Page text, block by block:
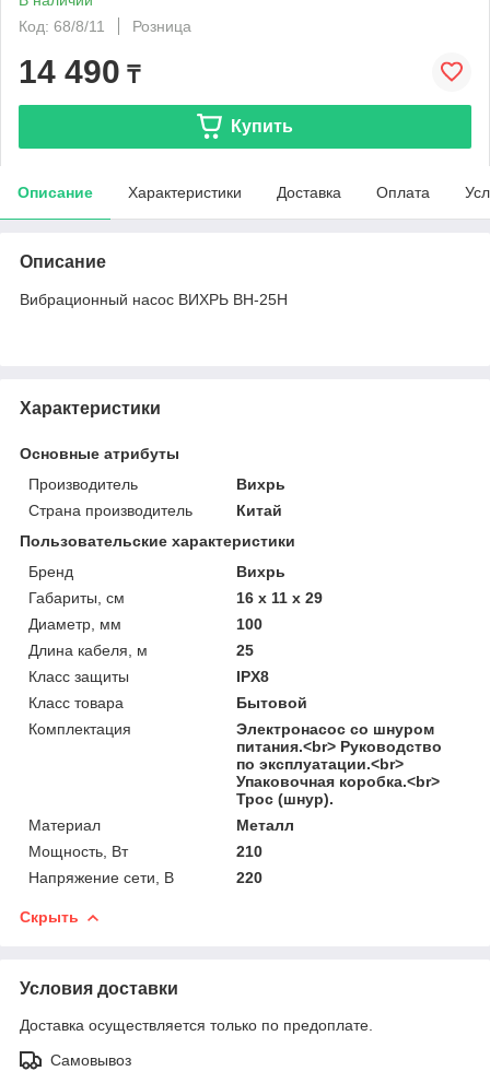
Код: 68/8/11
Розница
14 490 ₸
Купить
Описание Характеристики Доставка Оплата
Описание
Вибрационный насос ВИХРЬ ВН-25Н
Характеристики
Основные атрибуты
Производитель
Вихрь
Страна производитель
Китай
Пользовательские характеристики
Бренд
Вихрь
Габариты, см
16 х 11 х 29
Диаметр, мм
100
Длина кабеля, м
25
Класс защиты
IPX8
Класс товара
Бытовой
Комплектация
Электронасос со шнуром
питания.<br> Руководство
по эксплуатации.<br>
Упаковочная коробка.<br>
Трос (шнур).
Материал
Металл
Мощность, Вт
210
Напряжение сети, В
220
Скрыть
Условия доставки
Доставка осуществляется только по предоплате.
Самовывоз